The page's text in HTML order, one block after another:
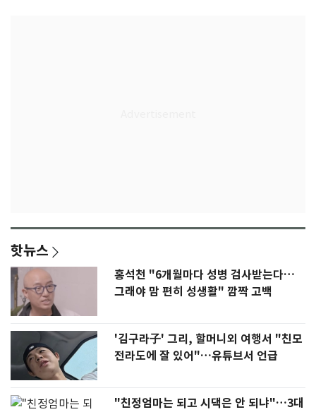
핫뉴스
홍석천 "6개월마다 성병 검사받는다…
그래야 맘 편히 성생활" 깜짝 고백
'김구라子' 그리, 할머니외 여행서 "친모
전라도에 잘 있어"…유튜브서 언급
"친정엄마는 되고 시댁은 안 되냐"…3대